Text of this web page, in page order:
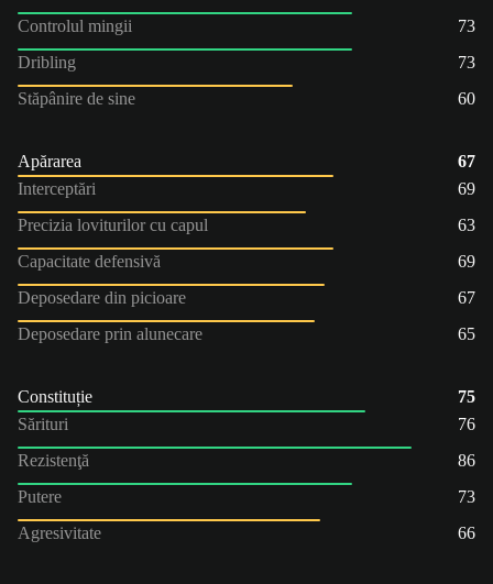
Controlul mingii
73
Dribling
73
Stăpânire de sine
60
Apărarea
67
Interceptări
69
Precizia loviturilor cu capul
63
Capacitate defensivă
69
Deposedare din picioare
67
Deposedare prin alunecare
65
Constituție
75
Sărituri
76
Rezistenţă
86
Putere
73
Agresivitate
66